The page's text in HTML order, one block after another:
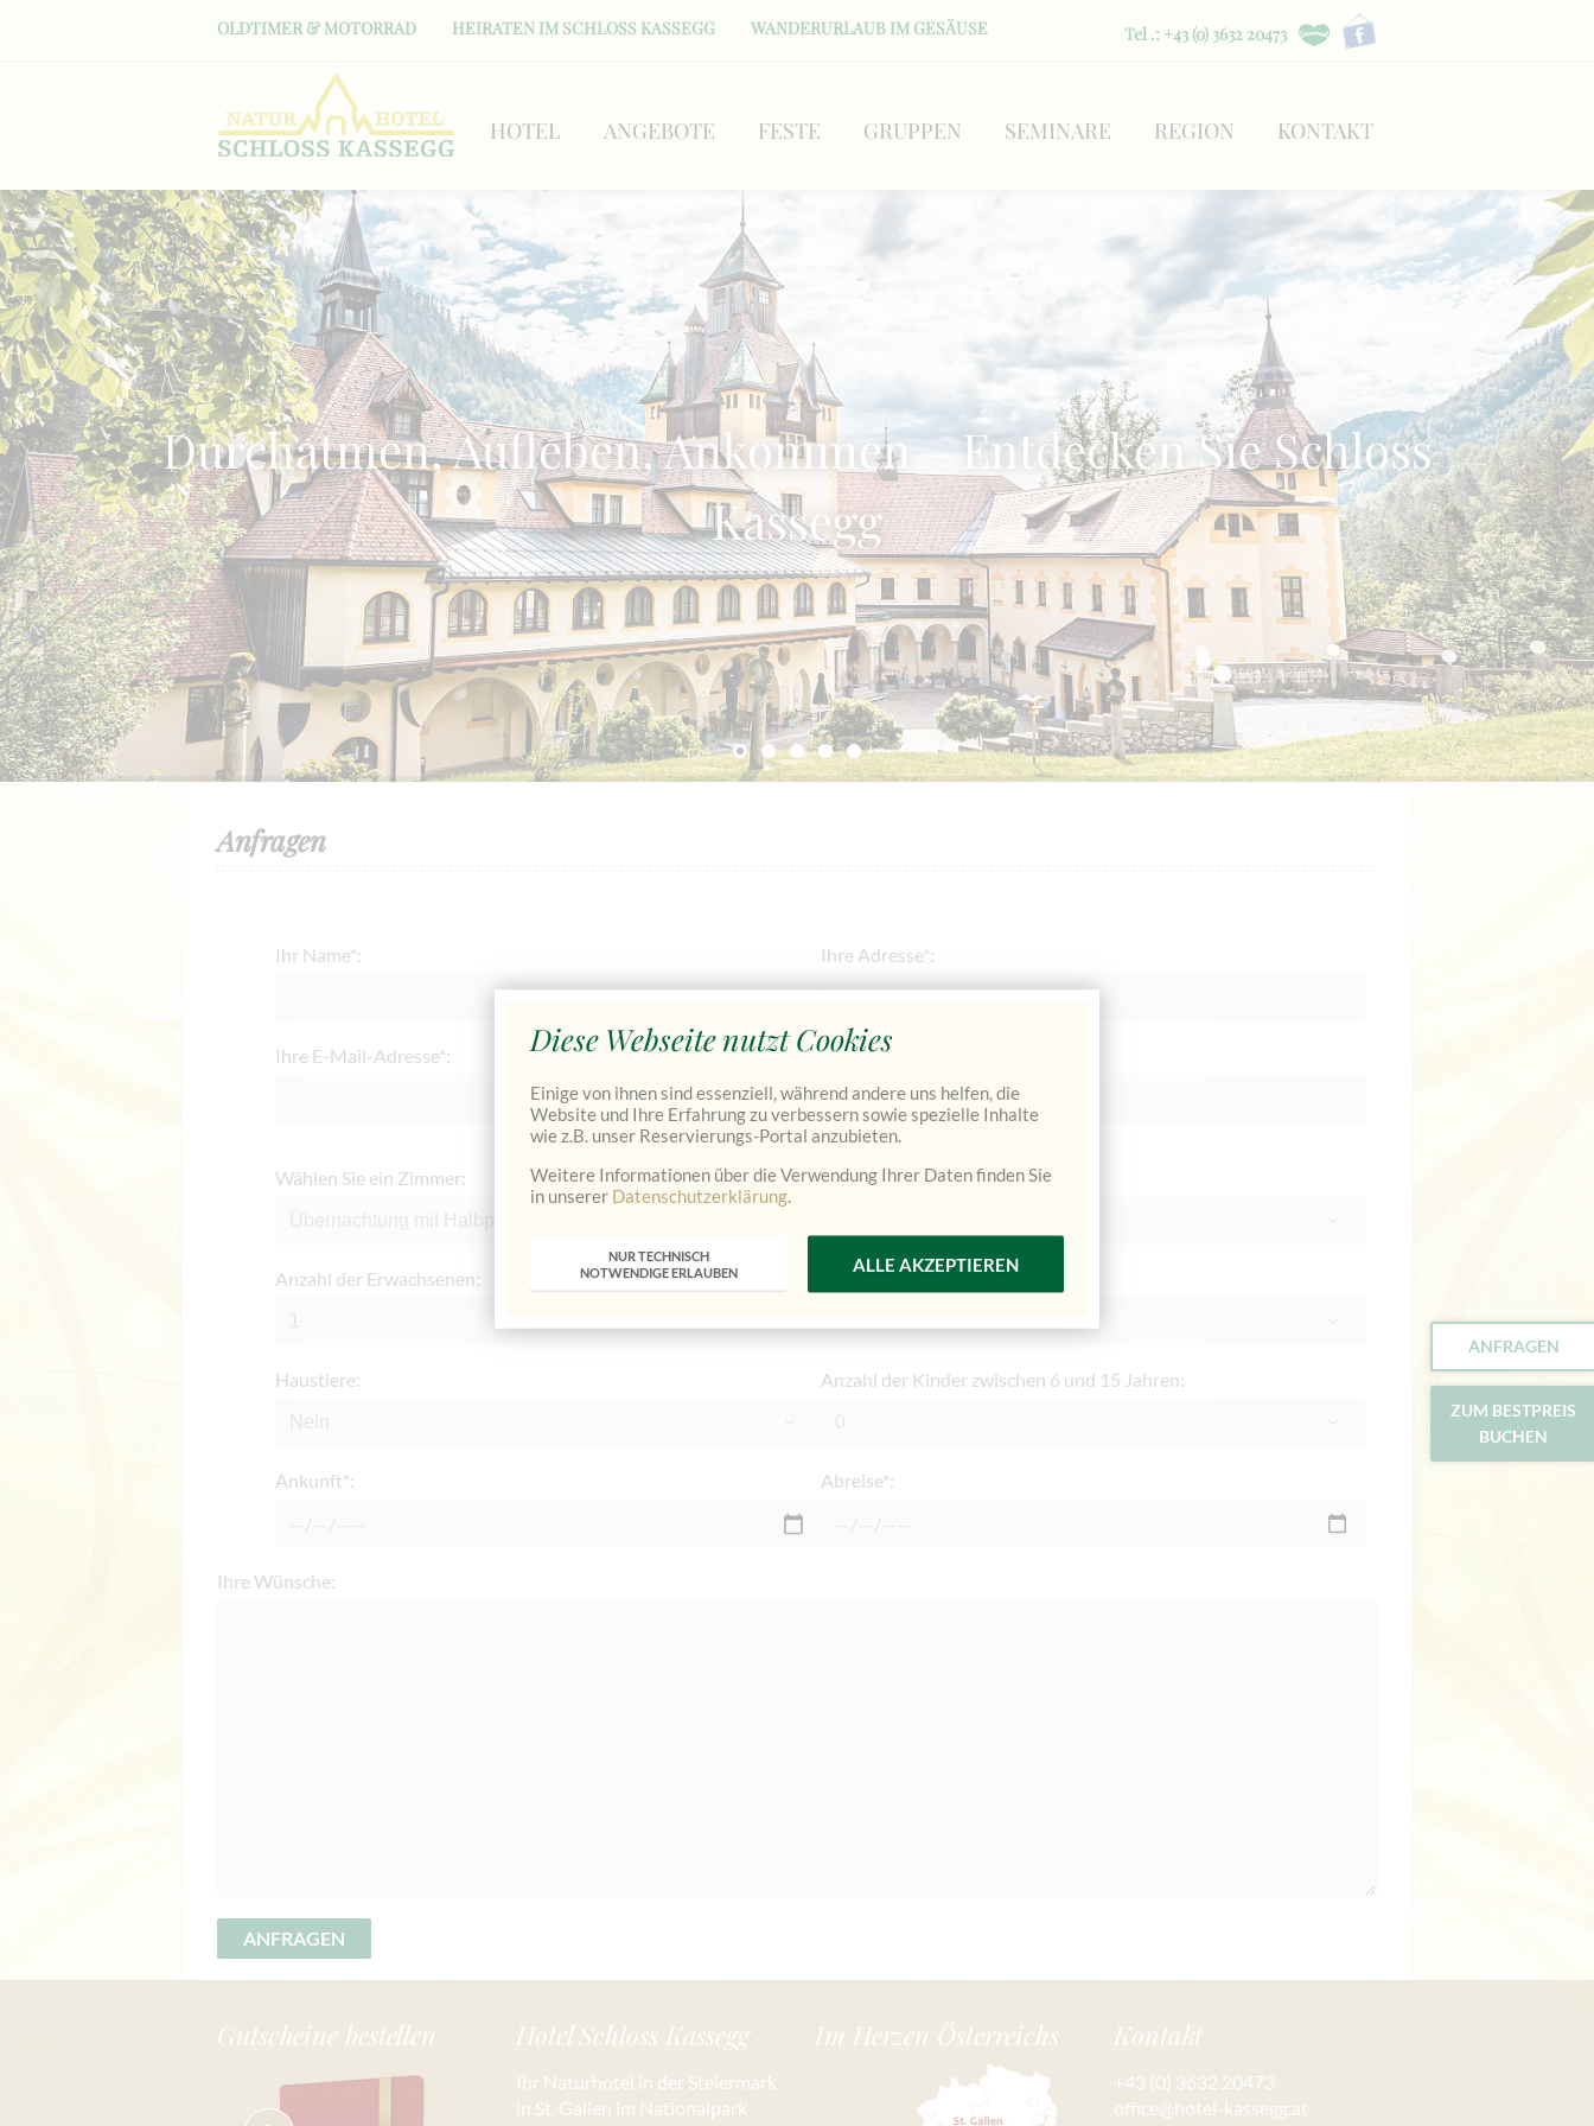
OLDTIMER & MOTORRAD HEIRATEN IM SCHLOSS KASSEGG WANDERURLAUB IM GESÄUSE Tel .: +43 (0) 3632 20473
HOTEL ANGEBOTE FESTE GRUPPEN SEMINARE REGION KONTAKT
Durchatmen, Aufleben, Ankommen – Entdecken Sie Schloss
Kassegg
Anfragen
Ihr Name*: Ihre Adresse*:
Ihre E-Mail-Adresse*: Ihre Telefonnummer*:
Wählen Sie ein Zimmer: Anzahl der Zimmer:
Anzahl der Erwachsenen: Anzahl der Kinder unter 6 Jahren:
Haustiere: Anzahl der Kinder zwischen 6 und 15 Jahren:
Ankunft*: Abreise*:
Ihre Wünsche:
Gutscheine bestellen Hotel Schloss Kassegg
Ihr Naturhotel in der Steiermark
in St. Gallen im Nationalpark
Im Herzen Österreichs Kontakt
+43 (0) 3632 20473
office@hotel-kassegg.at
ANFRAGEN
ZUM BESTPREIS
BUCHEN
Diese Webseite nutzt Cookies
Einige von ihnen sind essenziell, während andere uns helfen, die
Website und Ihre Erfahrung zu verbessern sowie spezielle Inhalte
wie z.B. unser Reservierungs-Portal anzubieten.
Weitere Informationen über die Verwendung Ihrer Daten finden Sie
in unserer Datenschutzerklärung
NUR TECHNISCH
NOTWENDIGE ERLAUBEN
ALLE AKZEPTIEREN